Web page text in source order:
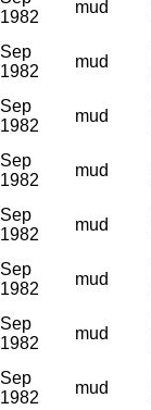
1982
mud
Sep
1982
mud
Sep
1982
mud
Sep
1982
mud
Sep
1982
mud
Sep
1982
mud
Sep
1982
mud
Sep
1982
mud